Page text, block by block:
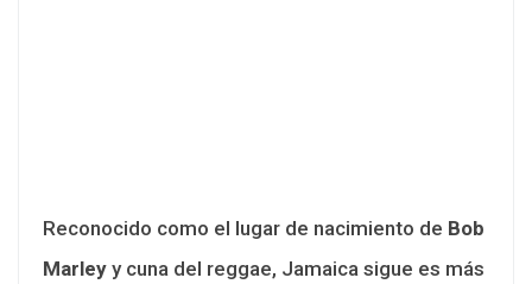
Reconocido como el lugar de nacimiento de Bob
Marley y cuna del reggae, Jamaica sigue es más